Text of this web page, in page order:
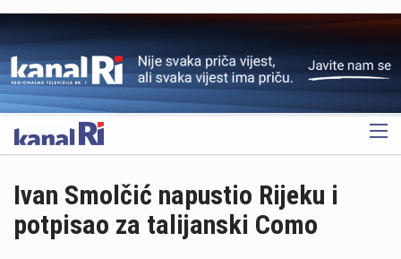
OGLAS
Ivan Smolčić napustio Rijeku i
potpisao za talijanski Como